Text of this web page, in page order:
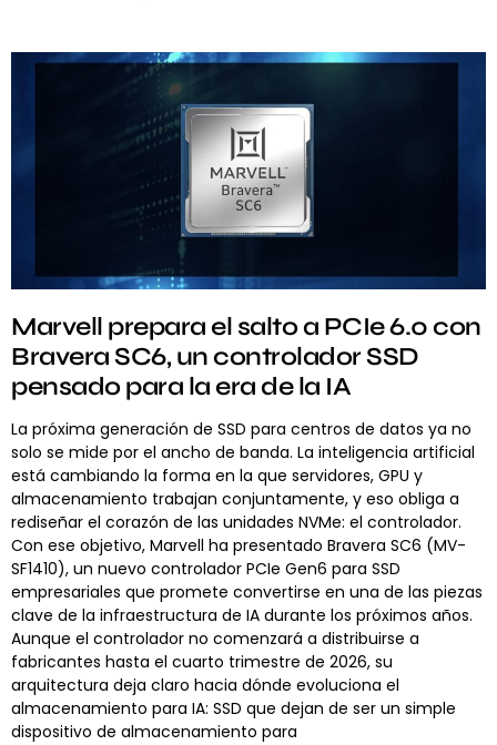
Marvell prepara el salto a PCIe 6.0 con
Bravera SC6, un controlador SSD
pensado para la era de la IA
La próxima generación de SSD para centros de datos ya no
solo se mide por el ancho de banda. La inteligencia artificial
está cambiando la forma en la que servidores, GPU y
almacenamiento trabajan conjuntamente, y eso obliga a
rediseñar el corazón de las unidades NVMe: el controlador.
Con ese objetivo, Marvell ha presentado Bravera SC6 (MV-
SF1410), un nuevo controlador PCIe Gen6 para SSD
empresariales que promete convertirse en una de las piezas
clave de la infraestructura de IA durante los próximos años.
Aunque el controlador no comenzará a distribuirse a
fabricantes hasta el cuarto trimestre de 2026, su
arquitectura deja claro hacia dónde evoluciona el
almacenamiento para IA: SSD que dejan de ser un simple
dispositivo de almacenamiento para